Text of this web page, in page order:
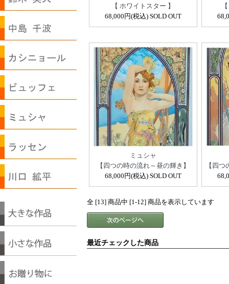
【 ホワイトスター 】
68,000円(税込) SOLD OUT
ミュシャ
【四つの時の流れ～昼の輝き】
68,000円(税込) SOLD OUT
【四
全 [13] 商品中 [1-12] 商品を表示しています
最近チェックした商品